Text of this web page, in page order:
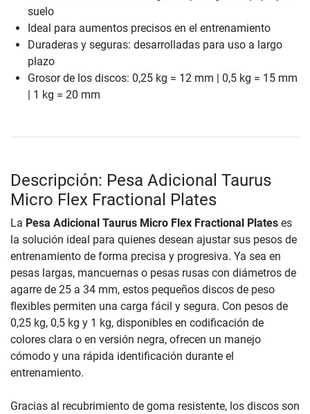
suelo
Ideal para aumentos precisos en el entrenamiento
Duraderas y seguras: desarrolladas para uso a largo
plazo
Grosor de los discos: 0,25 kg = 12 mm | 0,5 kg = 15 mm
| 1 kg = 20 mm
Descripción: Pesa Adicional Taurus
Micro Flex Fractional Plates
La Pesa Adicional Taurus Micro Flex Fractional Plates es
la solución ideal para quienes desean ajustar sus pesos de
entrenamiento de forma precisa y progresiva. Ya sea en
pesas largas, mancuernas o pesas rusas con diámetros de
agarre de 25 a 34 mm, estos pequeños discos de peso
flexibles permiten una carga fácil y segura. Con pesos de
0,25 kg, 0,5 kg y 1 kg, disponibles en codificación de
colores clara o en versión negra, ofrecen un manejo
cómodo y una rápida identificación durante el
entrenamiento.
Gracias al recubrimiento de goma resistente, los discos son